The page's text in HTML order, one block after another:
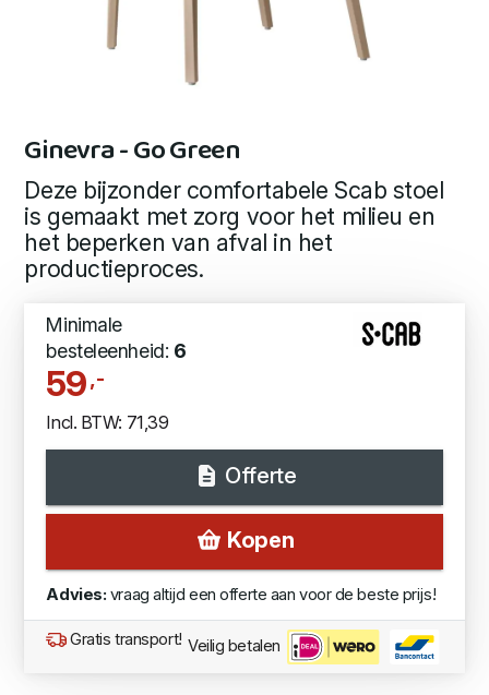
Ginevra - Go Green
Deze bijzonder comfortabele Scab stoel
is gemaakt met zorg voor het milieu en
het beperken van afval in het
productieproces.
Minimale
besteleenheid: 6
59,-
Incl. BTW: 71,39
Offerte
Kopen
Advies: vraag altijd een offerte aan voor de beste prijs!
Gratis transport! Veilig betalen